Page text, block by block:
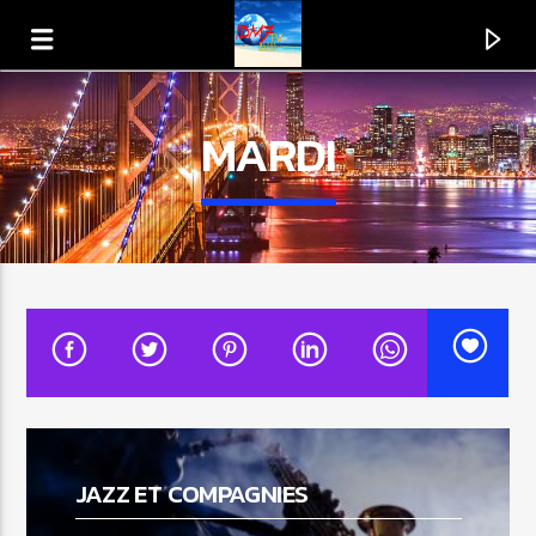
TITRE
ARTISTE
MARDI
JAZZ ET COMPAGNIES